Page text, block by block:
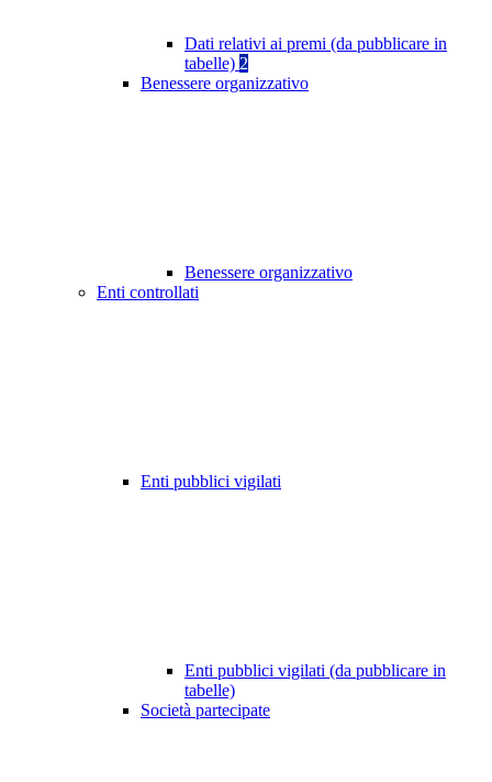
Dati relativi ai premi (da pubblicare in
tabelle) 2
Benessere organizzativo
Benessere organizzativo
Enti controllati
Enti pubblici vigilati
Enti pubblici vigilati (da pubblicare in
tabelle)
Società partecipate